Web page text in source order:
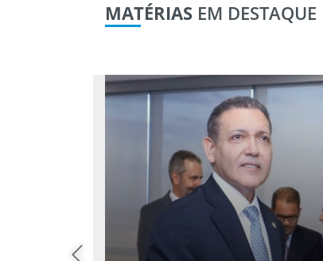
MATÉRIAS EM DESTAQUE